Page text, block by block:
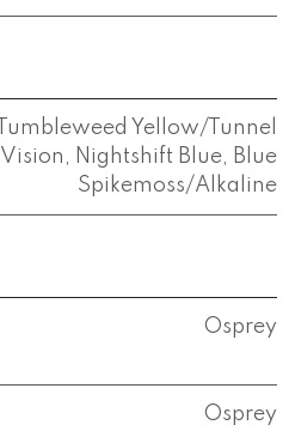
Tumbleweed Yellow/Tunnel
Vision , Nightshift Blue, Blue
Spikemoss/Alkaline
Osprey
Osprey